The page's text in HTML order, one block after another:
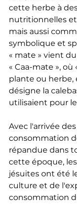
cette herbe à
nutritionnelles
mais aussi
symbolique et
« mate » vient
« Caa-mate », où
plante ou herbe,
désigne la
utilisaient pour
Avec l'arrivée
consommation
répandue dans
cette époque,
jésuites ont été
culture et de
consommation